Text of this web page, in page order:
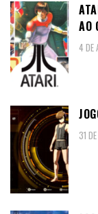
AO
4 DE
31